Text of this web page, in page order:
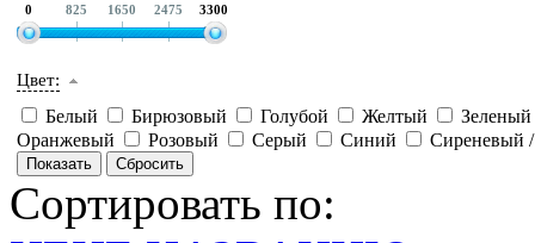
0 825 1650 2475 3300
Цвет:
Белый Бирюзовый Голубой Желтый
Зеленый
Оранжевый
Розовый Серый Синий Сиреневый
Сортировать по: